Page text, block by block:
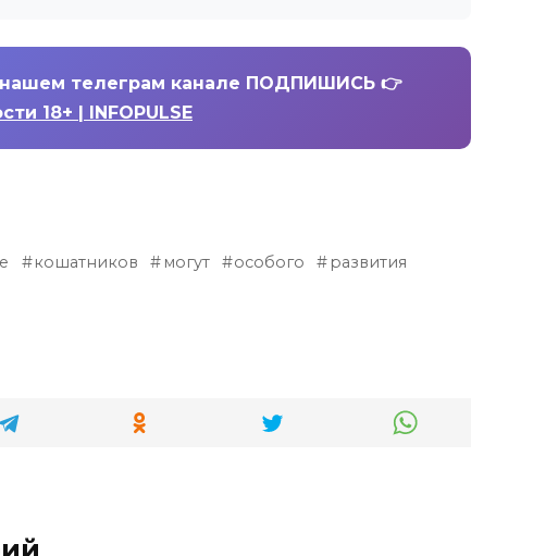
телеграм канале ПОДПИШИСЬ 👉
18+ | INFOPULSE
кошатников могут особого
развития